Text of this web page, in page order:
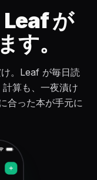
が
す。
。Leaf が毎日読
算も、一夜漬け
合った本が手元に